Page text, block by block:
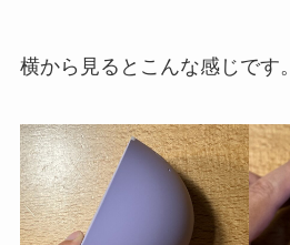
横から見るとこんな感じです。